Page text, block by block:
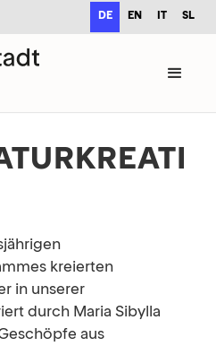
DE EN SL
kreierten
in unserer
durch Maria Sibylla
aus